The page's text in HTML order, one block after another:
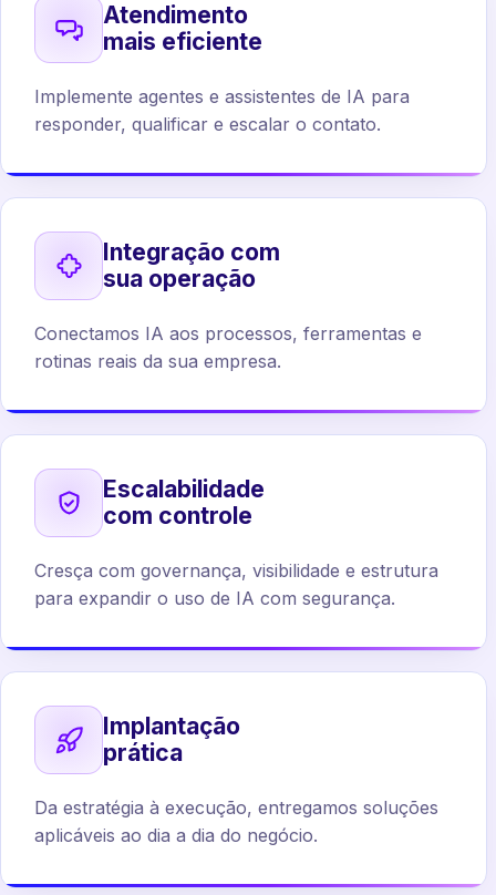
Atendimento
mais eficiente
Implemente agentes e assistentes de IA para
responder, qualificar e escalar o contato.
Integração com
sua operação
Conectamos IA aos processos, ferramentas e
rotinas reais da sua empresa.
Escalabilidade
com controle
Cresça com governança, visibilidade e estrutura
para expandir o uso de IA com segurança.
Implantação
prática
Da estratégia à execução, entregamos soluções
aplicáveis ao dia a dia do negócio.